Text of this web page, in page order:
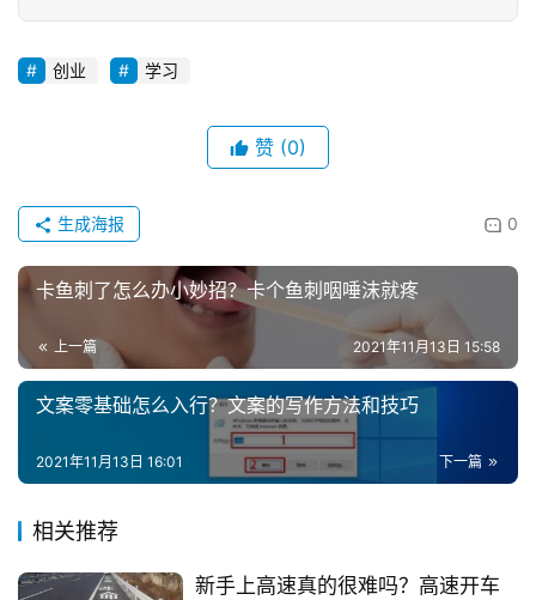
创业 学习
赞 (0)
0
生成海报
卡鱼刺了怎么办小妙招？卡个鱼刺咽唾沫就疼
上一篇 2021年11月13日 15:58
文案零基础怎么入行？文案的写作方法和技巧
下一篇
2021年11月13日 16:01
相关推荐
新手上高速真的很难吗？高速开车